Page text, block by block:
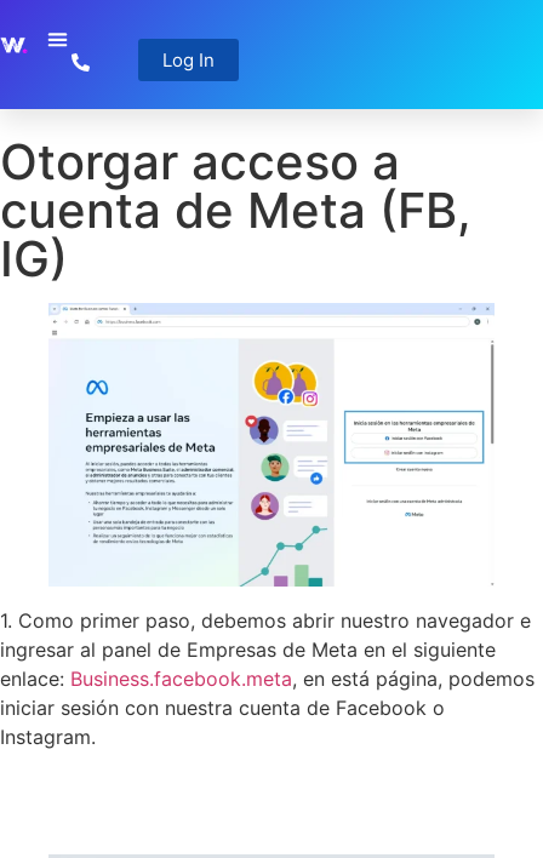
Log In
Otorgar acceso a
cuenta de Meta (FB,
IG)
1. Como primer paso, debemos abrir nuestro navegador e
ingresar al panel de Empresas de Meta en el siguiente
enlace: Business.facebook.meta, en está página, podemos
iniciar sesión con nuestra cuenta de Facebook o
Instagram.